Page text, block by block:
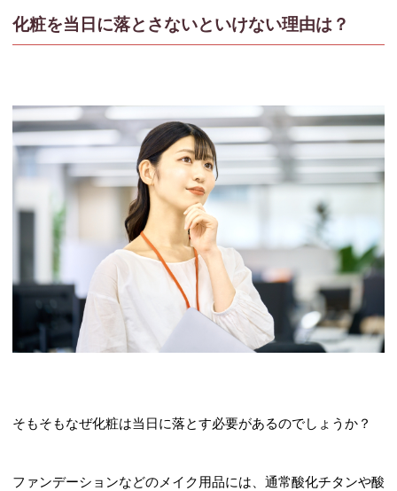
化粧を当日に落とさないといけない理由は？
そもそもなぜ化粧は当日に落とす必要があるのでしょうか？
ファンデーションなどのメイク用品には、通常酸化チタンや酸